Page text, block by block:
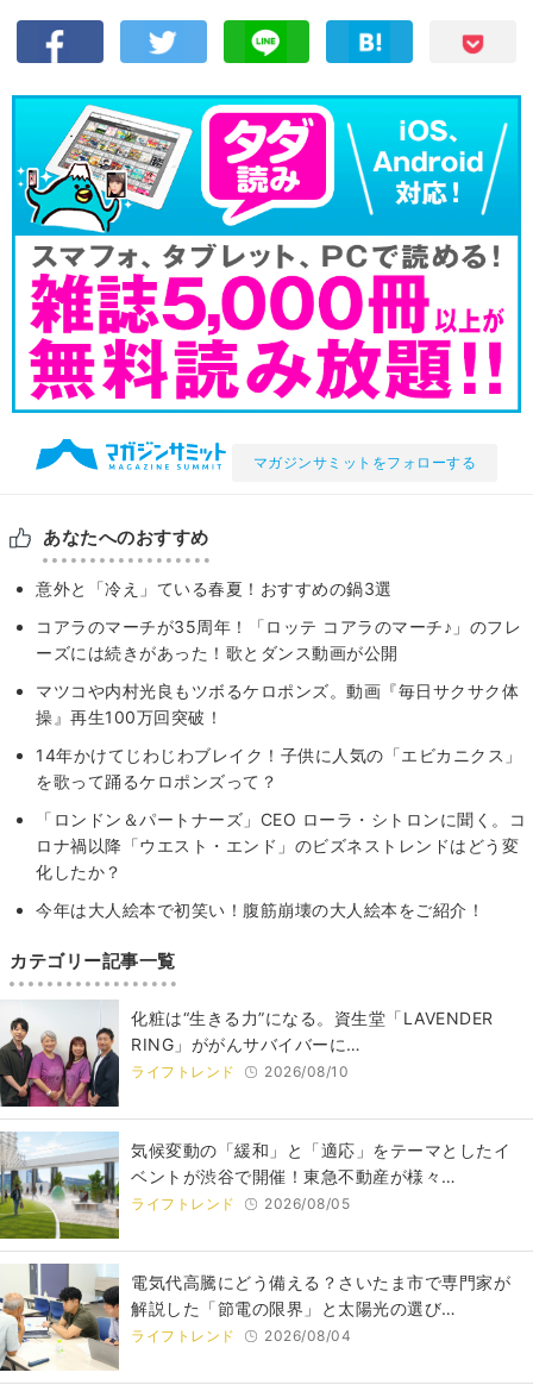
マガジンサミットをフォローする
あなたへのおすすめ
意外と「冷え」ている春夏！おすすめの鍋3選
コアラのマーチが35周年！「ロッテ コアラのマーチ♪」のフレ
ーズには続きがあった！歌とダンス動画が公開
マツコや内村光良もツボるケロポンズ。動画『毎日サクサク体
操』再生100万回突破！
14年かけてじわじわブレイク！子供に人気の「エビカニクス」
を歌って踊るケロポンズって？
「ロンドン＆パートナーズ」CEO ローラ・シトロンに聞く。コ
ロナ禍以降「ウエスト・エンド」のビズネストレンドはどう変
化したか？
今年は大人絵本で初笑い！腹筋崩壊の大人絵本をご紹介！
カテゴリー記事一覧
化粧は“生きる力”になる。資生堂「LAVENDER
RING」ががんサバイバーに…
ライフトレンド 2026/08/10
気候変動の「緩和」と「適応」をテーマとしたイ
ベントが渋谷で開催！東急不動産が様々…
ライフトレンド 2026/08/05
電気代高騰にどう備える？さいたま市で専門家が
解説した「節電の限界」と太陽光の選び…
ライフトレンド 2026/08/04